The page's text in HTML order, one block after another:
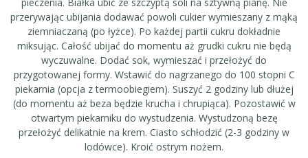
przerywając ubijania dodawać powoli cukier wymieszany z mąką
ziemniaczaną (po łyżce). Po każdej partii cukru dokładnie
miksując. Całość ubijać do momentu aż grudki cukru nie będą
wyczuwalne. Dodać sok, wymieszać i przełożyć do
przygotowanej formy. Wstawić do nagrzanego do 100 stopni C
piekarnia (opcja z termoobiegiem). Suszyć 2 godziny lub dłużej
(do momentu aż beza będzie krucha i chrupiąca). Pozostawić w
otwartym piekarniku do wystudzenia. Wystudzoną bezę
przełożyć delikatnie na krem. Ciasto schłodzić (2-3 godziny w
lodówce). Kroić ostrym nożem.